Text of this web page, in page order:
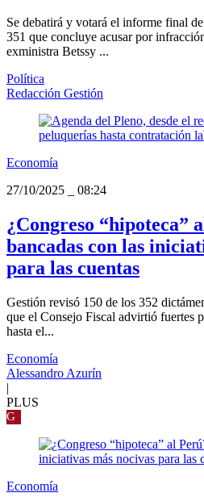
Se debatirá y votará el informe final
351 que concluye acusar por
exministra Betssy ...
Política
Redacción Gestión
Economía
27/10/2025
08:24
¿Congreso “hipoteca”
bancadas con las
para las cuentas
Gestión revisó 150 de los 352
que el Consejo Fiscal advirtió fuertes
hasta el...
Economía
Alessandro Azurín
|
PLUS
G
Economía